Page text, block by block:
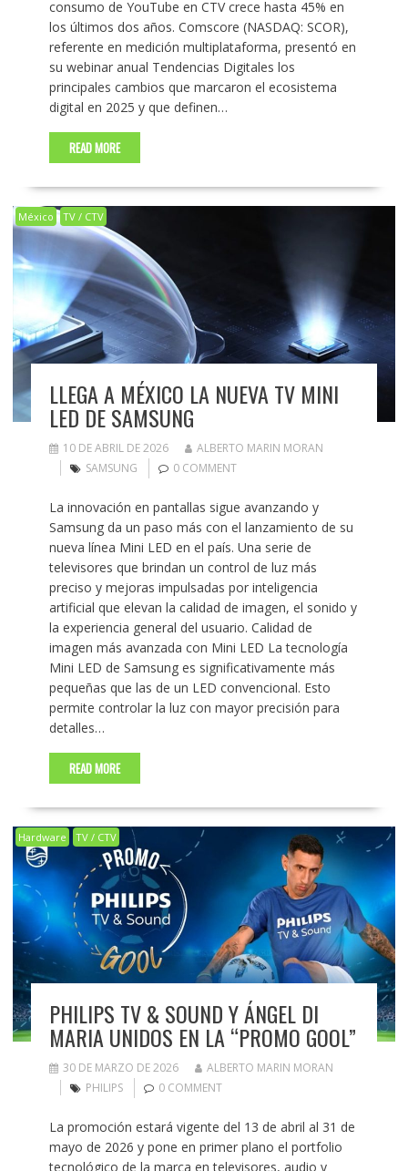
consumo de YouTube en CTV crece hasta 45% en
los últimos dos años. Comscore (NASDAQ: SCOR),
referente en medición multiplataforma, presentó en
su webinar anual Tendencias Digitales los
principales cambios que marcaron el ecosistema
digital en 2025 y que definen…
READ MORE
México TV / CTV
LLEGA A MÉXICO LA NUEVA TV MINI
LED DE SAMSUNG
10 DE ABRIL DE 2026
ALBERTO MARIN MORAN
SAMSUNG
0 COMMENT
La innovación en pantallas sigue avanzando y
Samsung da un paso más con el lanzamiento de su
nueva línea Mini LED en el país. Una serie de
televisores que brindan un control de luz más
preciso y mejoras impulsadas por inteligencia
artificial que elevan la calidad de imagen, el sonido y
la experiencia general del usuario. Calidad de
imagen más avanzada con Mini LED La tecnología
Mini LED de Samsung es significativamente más
pequeñas que las de un LED convencional. Esto
permite controlar la luz con mayor precisión para
detalles…
READ MORE
Hardware TV / CTV
PHILIPS TV & SOUND Y ÁNGEL DI
MARIA UNIDOS EN LA “PROMO GOOL”
30 DE MARZO DE 2026
ALBERTO MARIN MORAN
PHILIPS
0 COMMENT
La promoción estará vigente del 13 de abril al 31 de
mayo de 2026 y pone en primer plano el portfolio
tecnológico de la marca en televisores, audio y